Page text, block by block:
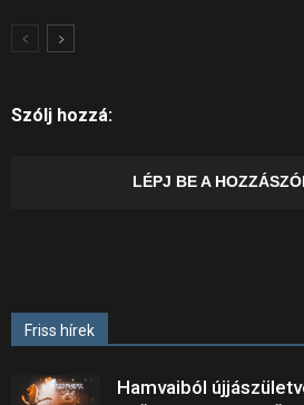
Szólj hozzá:
LÉPJ BE A
Friss hírek
Hamvaiból